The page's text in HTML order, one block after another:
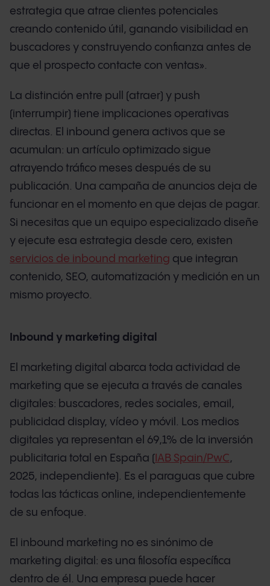
estrategia que atrae clientes potenciales
creando contenido útil, ganando visibilidad en
buscadores y construyendo confianza antes de
que el prospecto contacte con ventas».
La distinción entre pull (atraer) y push
(interrumpir) tiene implicaciones operativas
directas. El inbound genera activos que se
acumulan: un artículo optimizado sigue
atrayendo tráfico meses después de su
publicación. Una campaña de anuncios deja de
funcionar en el momento en que dejas de pagar.
Si necesitas que un equipo especializado diseñe
y ejecute esa estrategia desde cero, existen
servicios de inbound marketing que integran
contenido, SEO, automatización y medición en un
mismo proyecto.
Inbound y marketing digital
El marketing digital abarca toda actividad de
marketing que se ejecuta a través de canales
digitales: buscadores, redes sociales, email,
publicidad display, vídeo y móvil. Los medios
digitales ya representan el 69,1% de la inversión
publicitaria total en España ( IAB Spain/PwC,
2025, independiente). Es el paraguas que cubre
todas las tácticas online, independientemente
de su enfoque.
El inbound marketing no es sinónimo de
marketing digital: es una filosofía específica
dentro de él. Una empresa puede hacer